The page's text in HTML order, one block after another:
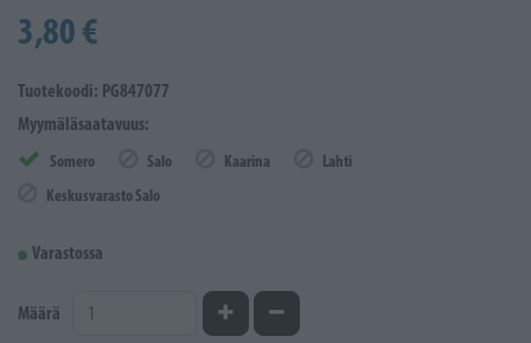
3,80 €
Tuotekoodi: PG847077
Myymäläsaatavuus:
Somero Salo Kaarina
Lahti
Keskusvarasto Salo
Varastossa
Määrä Kasvata määrääVähennä määrää